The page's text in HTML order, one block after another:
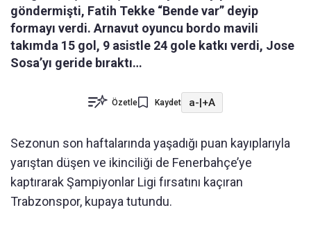
göndermişti, Fatih Tekke “Bende var” deyip
formayı verdi. Arnavut oyuncu bordo mavili
takımda 15 gol, 9 asistle 24 gole katkı verdi, Jose
Sosa’yı geride bıraktı…
Özetle Kaydet a-|+A
Sezonun son haftalarında yaşadığı puan kayıplarıyla
yarıştan düşen ve ikinciliği de Fenerbahçe’ye
kaptırarak Şampiyonlar Ligi fırsatını kaçıran
Trabzonspor, kupaya tutundu.